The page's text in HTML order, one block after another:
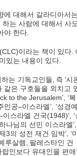
에 대해서 갈라디아서
하는 사람에 대해서 사
야 한다
이라는 책이 있다
있는 내용이 있다
는 기독교인들 즉 ‘시
같은 구호들을 외치고
to the Jerusalem’, ‘
인공–이스라엘’, ‘성경
이스라엘 건국(1948)’, ‘
나님의 선민 이스라엘
3의 성전 재건 임박’, ‘
루살렘 팔레스타인 건
인보다 유대인을 편